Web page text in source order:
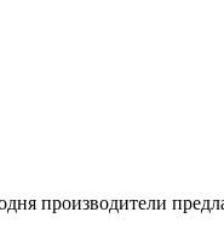
производители